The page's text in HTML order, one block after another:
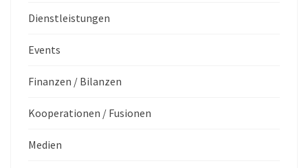
Dienstleistungen
Events
Finanzen / Bilanzen
Kooperationen / Fusionen
Medien